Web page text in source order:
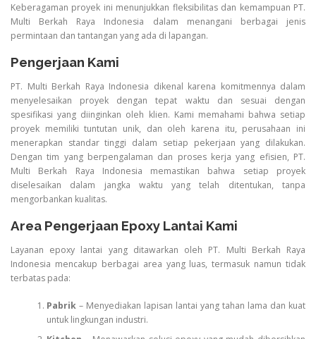
Keberagaman proyek ini menunjukkan fleksibilitas dan kemampuan PT.
Multi Berkah Raya Indonesia dalam menangani berbagai jenis
permintaan dan tantangan yang ada di lapangan.
Pengerjaan Kami
PT. Multi Berkah Raya Indonesia dikenal karena komitmennya dalam
menyelesaikan proyek dengan tepat waktu dan sesuai dengan
spesifikasi yang diinginkan oleh klien. Kami memahami bahwa setiap
proyek memiliki tuntutan unik, dan oleh karena itu, perusahaan ini
menerapkan standar tinggi dalam setiap pekerjaan yang dilakukan.
Dengan tim yang berpengalaman dan proses kerja yang efisien, PT.
Multi Berkah Raya Indonesia memastikan bahwa setiap proyek
diselesaikan dalam jangka waktu yang telah ditentukan, tanpa
mengorbankan kualitas.
Area Pengerjaan Epoxy Lantai Kami
Layanan epoxy lantai yang ditawarkan oleh PT. Multi Berkah Raya
Indonesia mencakup berbagai area yang luas, termasuk namun tidak
terbatas pada:
Pabrik– Menyediakan lapisan lantai yang tahan lama dan kuat
untuk lingkungan industri.